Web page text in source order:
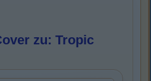
zu: Tropic